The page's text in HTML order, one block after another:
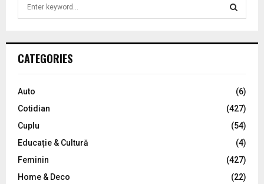
h
o
:
C
CATEGORIES
Auto
(6)
Cotidian
(427)
Cuplu
(54)
Educație & Cultură
(4)
Feminin
(427)
Home & Deco
(22)